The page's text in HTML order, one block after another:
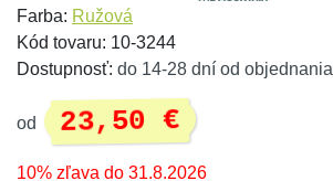
Farba: Ružová
Kód tovaru: 10-3244
Dostupnosť: do 14-28 dní od objednania
od 23,50 €
10% zľava do 31.8.2026